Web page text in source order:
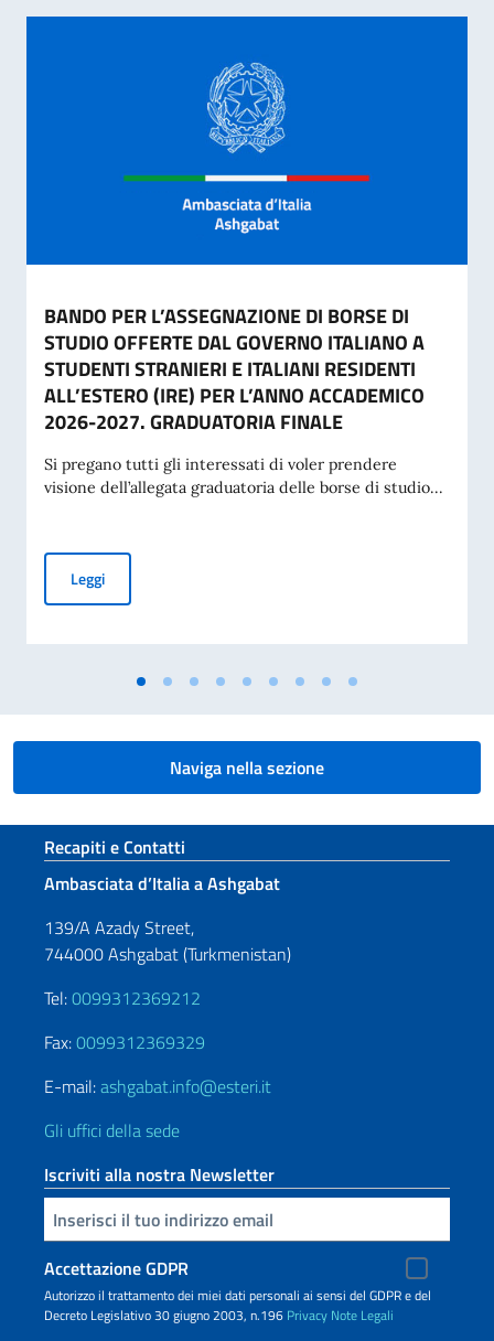
BANDO PER L’ASSEGNAZIONE DI BORSE DI
STUDIO OFFERTE DAL GOVERNO ITALIANO A
STUDENTI STRANIERI E ITALIANI RESIDENTI
ALL’ESTERO (IRE) PER L’ANNO ACCADEMICO
2026-2027. GRADUATORIA FINALE
Si pregano tutti gli interessati di voler prendere
visione dell’allegata graduatoria delle borse di studio...
LeggiBANDO PER L’ASSEGNAZIONE DI BORSE DI STUDIO
Naviga nella sezione
Sezione footer
Recapiti e Contatti
Ambasciata d’Italia a Ashgabat
139/A Azady Street,
744000 Ashgabat (Turkmenistan)
Tel:0099312369212
Fax:0099312369329
E-mail:ashgabat.info@esteri.it
Gli uffici della sede
Iscriviti alla nostra Newsletter
Inserisci la tua email
Accettazione GDPR
Autorizzo il trattamento dei miei dati personali ai sensi del GDPR e del
Decreto Legislativo 30 giugno 2003, n.196 Privacy Note Legali